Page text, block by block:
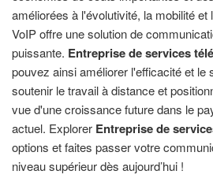
améliorées à l'évolutivité, la mobilité et
VoIP offre une solution de
puissante. Entreprise de services
pouvez ainsi améliorer l'efficacité et le
soutenir le travail à distance et
vue d'une croissance future dans le
actuel. Explorer Entreprise de
options et faites passer votre
niveau supérieur dès aujourd’hui !